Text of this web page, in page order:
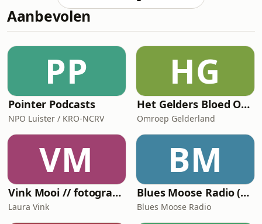
Magroun
eeuwse kunstenaar en kent hem
daardoor waarschijnlijk het beste. Hij
de ietwat gekke Rembrandt. Met:
Epco Runia
Aanbevolen
PP
Pointer Podcasts
NPO Luister / KRO-NCRV
HG
Het Gelders Bloed Orkest
Omroep Gelderland
VM
Vink Mooi // fotografiepodcast die verder gaat dan het kader
Laura Vink
BM
Blues Moose Radio (Blues music)
Blues Moose Radio